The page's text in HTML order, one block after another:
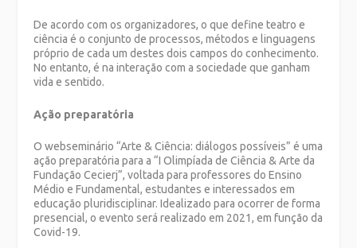
De acordo com os organizadores, o que define teatro e
ciência é o conjunto de processos, métodos e linguagens
próprio de cada um destes dois campos do conhecimento.
No entanto, é na interação com a sociedade que ganham
vida e sentido.
Ação preparatória
O webseminário “Arte & Ciência: diálogos possíveis” é uma
ação preparatória para a “I Olimpíada de Ciência & Arte da
Fundação Cecierj”, voltada para professores do Ensino
Médio e Fundamental, estudantes e interessados em
educação pluridisciplinar. Idealizado para ocorrer de forma
presencial, o evento será realizado em 2021, em função da
Covid-19.